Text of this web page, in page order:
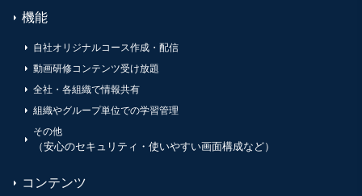
機能
自社オリジナルコース作成・配信
動画研修コンテンツ受け放題
全社・各組織で情報共有
組織やグループ単位での学習管理
その他
（安心のセキュリティ・使いやすい画面構成など）
コンテンツ